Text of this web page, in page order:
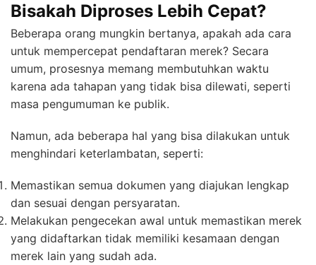
Bisakah Diproses Lebih Cepat?
Beberapa orang mungkin bertanya, apakah ada cara
untuk mempercepat pendaftaran merek? Secara
umum, prosesnya memang membutuhkan waktu
karena ada tahapan yang tidak bisa dilewati, seperti
masa pengumuman ke publik.
Namun, ada beberapa hal yang bisa dilakukan untuk
menghindari keterlambatan, seperti:
Memastikan semua dokumen yang diajukan lengkap
dan sesuai dengan persyaratan.
Melakukan pengecekan awal untuk memastikan merek
yang didaftarkan tidak memiliki kesamaan dengan
merek lain yang sudah ada.